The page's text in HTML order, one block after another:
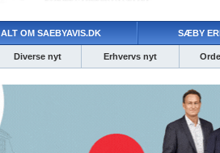
ALT OM SAEBYAVIS.DK SÆBY
Diverse nyt Erhvervs nyt